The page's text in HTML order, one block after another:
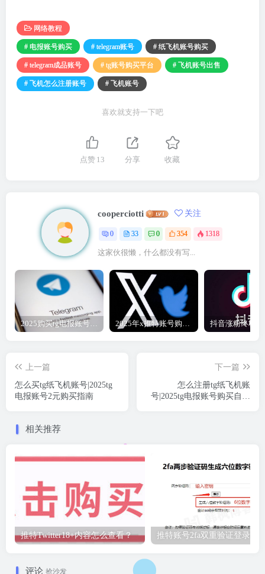
网络教程
# 电报账号购买 # telegram账号 # 纸飞机账号购买
# telegram成品账号 # tg账号购买平台 # 飞机账号出售
# 飞机怎么注册账号 # 飞机账号
喜欢就支持一下吧
点赞 13 分享 收藏
cooperciotti 关注
0 33 0 354 1318
这家伙很懒，什么都没有写...
上一篇
怎么买tg纸飞机账号|2025tg
电报账号2元购买指南
下一篇
怎么注册tg纸飞机账
号|2025tg电报账号购买自动
相关推荐
推特Twitter18+内容怎么查看？ 推特账号2fa双重验证登录教
评论 抢沙发